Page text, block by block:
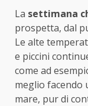
La settimana
prospetta, dal
Le alte
e piccini
come ad
meglio facendo
mare, pur di